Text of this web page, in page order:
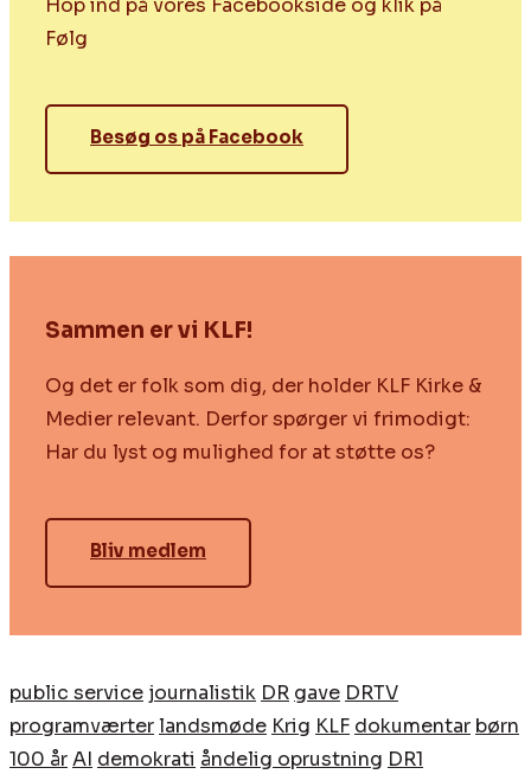
Hop ind på vores Facebookside og klik på
Følg
Besøg os på Facebook
Sammen er vi KLF!
Og det er folk som dig, der holder KLF Kirke &
Medier relevant. Derfor spørger vi frimodigt:
Har du lyst og mulighed for at støtte os?
Bliv medlem
public service journalistik DR gave DRTV
programværterlandsmøde Krig KLF dokumentar børn
100 årAI demokrati åndelig oprustning DR1